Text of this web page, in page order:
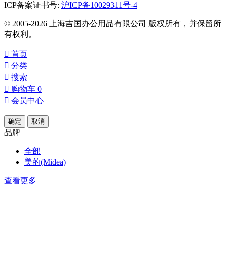
ICP备案证书号: 沪ICP备10029311号-4
© 2005-2026 上海吉国办公用品有限公司 版权所有，并保留所
有权利。
 首页
 分类
 搜索
 购物车 0
 会员中心
确定 取消
品牌
全部
美的(Midea)
查看更多